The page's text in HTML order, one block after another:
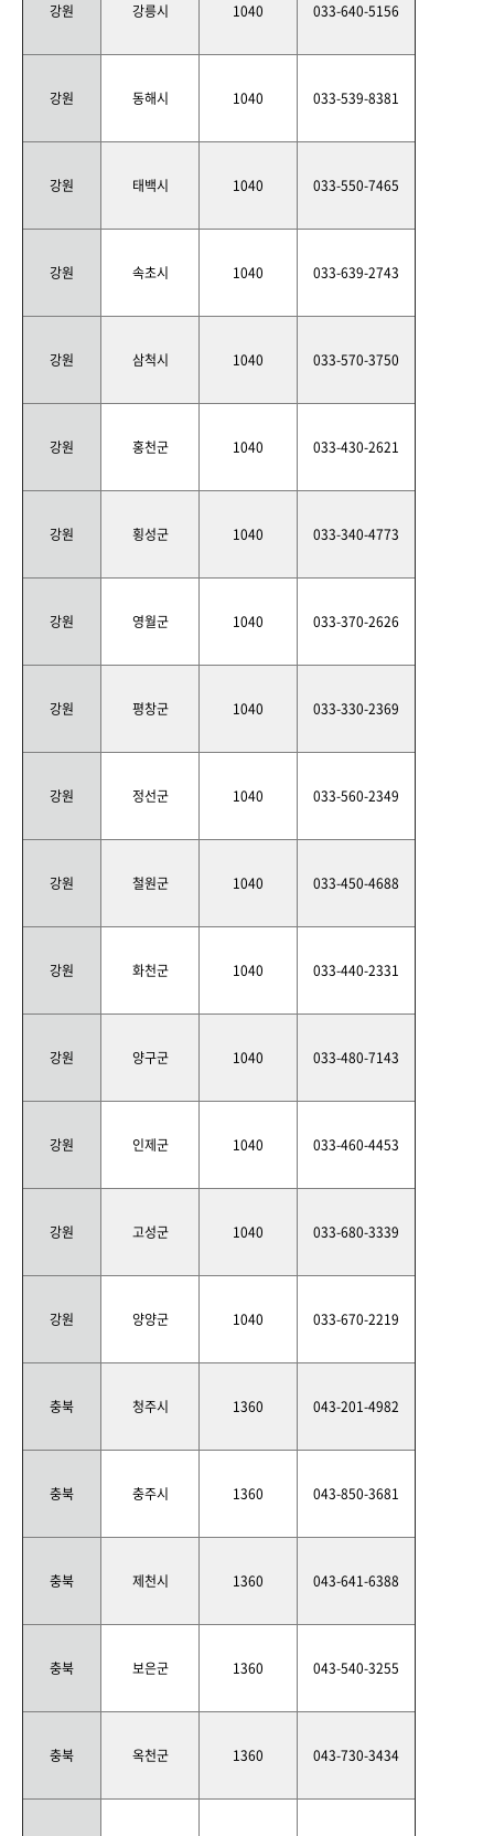
강원 강릉시 1040 033-640-5156
강원 동해시 1040 033-539-8381
강원 태백시 1040 033-550-7465
강원 속초시 1040 033-639-2743
강원 삼척시 1040 033-570-3750
강원 홍천군 1040 033-430-2621
강원 횡성군 1040 033-340-4773
강원 영월군 1040 033-370-2626
강원 평창군 1040 033-330-2369
강원 정선군 1040 033-560-2349
강원 철원군 1040 033-450-4688
강원 화천군 1040 033-440-2331
강원 양구군 1040 033-480-7143
강원 인제군 1040 033-460-4453
강원 고성군 1040 033-680-3339
강원 양양군 1040 033-670-2219
충북 청주시 1360 043-201-4982
충북 충주시 1360 043-850-3681
충북 제천시 1360 043-641-6388
충북 보은군 1360 043-540-3255
충북 옥천군 1360 043-730-3434